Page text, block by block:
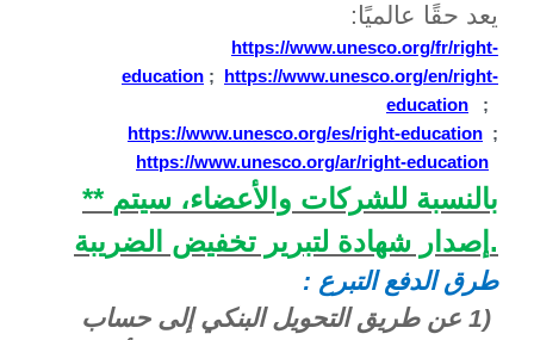
يعد حقًا عالميًا:
https://www.unesco.org/fr/right-
education ;
https://www.unesco.org/en/right-
education ;
https://www.unesco.org/es/right-education ;
https://www.unesco.org/ar/right-education
** بالنسبة للشركات والأعضاء، سيتم
إصدار شهادة لتبرير تخفيض الضريبة .
طرق الدفع التبرع :
1) عن طريق التحويل البنكي إلى حساب